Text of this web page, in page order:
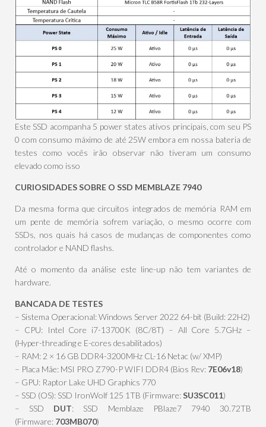
Este SSD acompanha 5 power states ativos principais, com seu PS
0 com consumo máximo de até 25W embora em nossa bateria de
testes como vocês irão observar não tiveram um consumo
elevado como isso
CURIOSIDADES SOBRE O SSD MEMBLAZE 7940
Da mesma forma que circuitos integrados de memória RAM em
um pente de memória sofrem variação, o mesmo ocorre com
SSDs, nos quais há casos de mudanças de componentes como
controlador e NAND flashs.
Até o momento da análise este line-up não tem variantes de
hardware.
BANCADA DE TESTES
– Sistema Operacional: Windows Server 2022 64-bit (Build: 22H2)
– CPU: Intel Core i7-13700K (8C/8T) – All Core 5.7GHz –
(Hyper-threading e E-cores desabilitados)
– RAM: 2 × 16 GB DDR4-3200MHz CL-16 Netac (w/ XMP)
– Placa Mãe: MSI PRO Z790-P WIFI DDR4 (Bios Rev: 7E06v18)
– GPU: Raptor Lake UHD Graphics 770
– SSD (OS): SSD IronWolf 125 1TB (Firmware:SU3SC011)
– SSD DUT: SSD Memblaze PBlaze7 7940 30.72TB
(Firmware: 703MB070)